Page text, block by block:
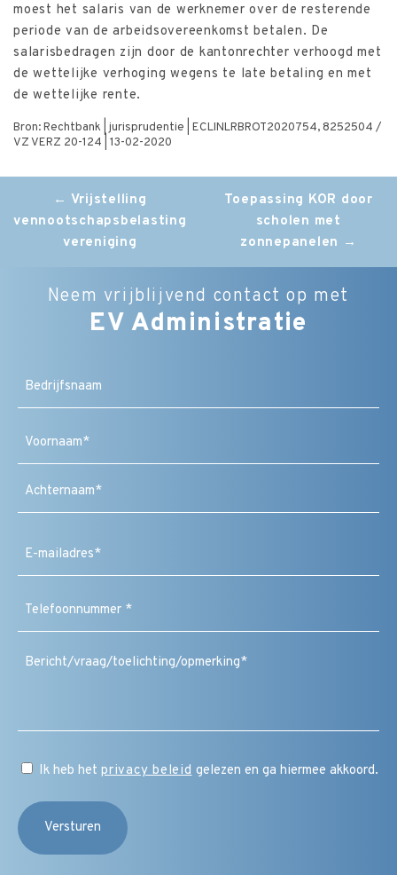
moest het salaris van de werknemer over de resterende
periode van de arbeidsovereenkomst betalen. De
salarisbedragen zijn door de kantonrechter verhoogd met
de wettelijke verhoging wegens te late betaling en met
de wettelijke rente.
Bron: Rechtbank | jurisprudentie | ECLINLRBROT2020754, 8252504 /
VZ VERZ 20-124 | 13-02-2020
Post
navigation
← Vrijstelling
vennootschapsbelasting
vereniging
Toepassing KOR door
scholen met
zonnepanelen →
Neem vrijblijvend contact op met
EV Administratie
(Vereist)
Bericht
/
opmerking
(Vereist)
Instemming
Ik heb het privacy beleidgelezen en ga hiermee akkoord.